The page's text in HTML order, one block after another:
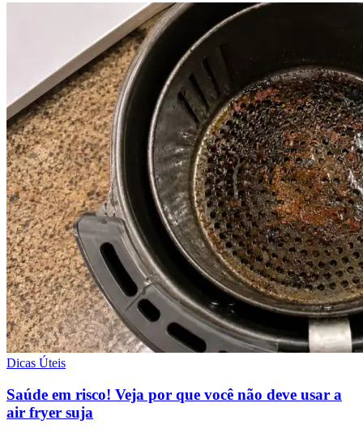
Dicas Úteis
Saúde em risco! Veja por que você não deve usar a
air fryer suja